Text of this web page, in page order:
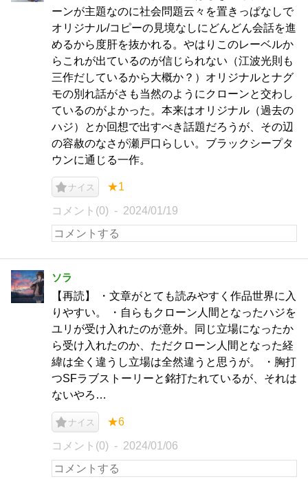
ーンが主題なのに社会問題云々を置きっぱなしで
オリジナル/コピーの見境なしにどんどん会話を進
めるから度肝を抜かれる。やはりこのレーベルか
らこれが出ているのが信じられない（江波光則も
三作だしているから大概か？）オリジナルとナグ
モの別れ話がさも当然のようにクローンと交わし
ているのがよかった。本来はオリジナル（過去の
ハジ）とか回想で出すべき話題だろうが、その辺
の容赦のなさが瀬戸口らしい。ブラックシープタ
ウンに通じる一作。
ナイス ★1
コメント(0) 2024/01/19
ソラ
【再読】 ・文章がとても読みやすく作品世界に入
りやすい。 ・自らもクローン人間となったハジを
ユリが受け入れたのが意外。同じ立場になったか
ら受け入れたのか、ただクローン人間となった経
緯は全く違うし立場は全然違うと思うが。 ・胸打
つSFラブストーリーと銘打たれているが、それは
ないやろ…
ナイス ★6
コメント(0) 2024/01/06